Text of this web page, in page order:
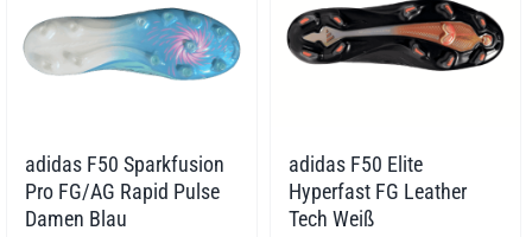
adidas F50 Sparkfusion
Pro FG/AG Rapid Pulse
Damen Blau
adidas F50 Elite
Hyperfast FG Leather
Tech Weiß